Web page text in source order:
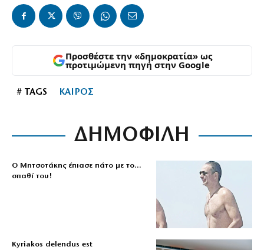
Προσθέστε την «δημοκρατία» ως
προτιμώμενη πηγή στην Google
# TAGS ΚΑΙΡΟΣ
ΔΗΜΟΦΙΛΗ
Ο Μητσοτάκης έπιασε πάτο με το…
σπαθί του!
Kyriakos delendus est